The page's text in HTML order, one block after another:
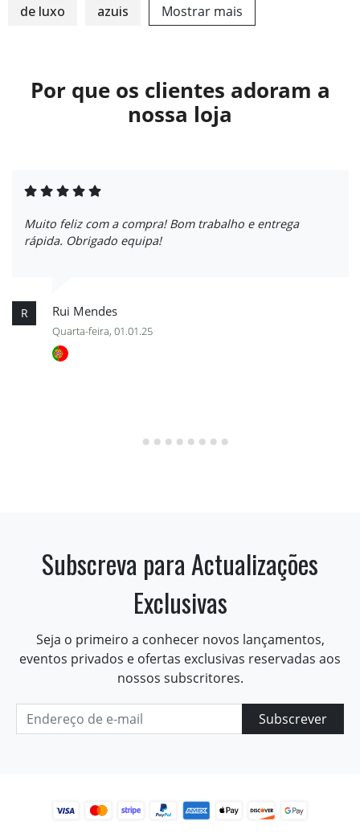
de luxo azuis Mostrar mais
Por que os clientes adoram a
nossa loja
Muito feliz com a compra! Bom trabalho e entrega
rápida. Obrigado equipa!
R Rui Mendes
Quarta-feira, 01.01.25
Subscreva para Actualizações
Exclusivas
Seja o primeiro a conhecer novos lançamentos,
eventos privados e ofertas exclusivas reservadas aos
nossos subscritores.
Subscrever